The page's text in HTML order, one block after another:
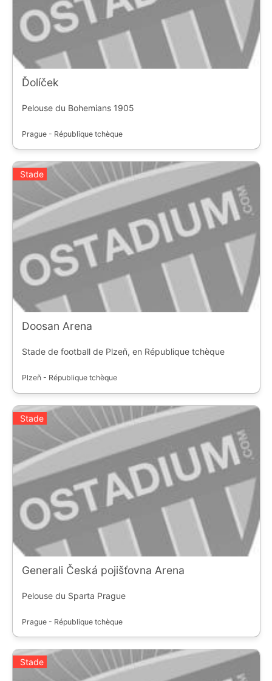
Ďolíček
Pelouse du Bohemians 1905
Prague - République tchèque
Stade
Doosan Arena
Stade de football de Plzeň, en République tchèque
Plzeň - République tchèque
Stade
Generali Česká pojišťovna Arena
Pelouse du Sparta Prague
Prague - République tchèque
Stade